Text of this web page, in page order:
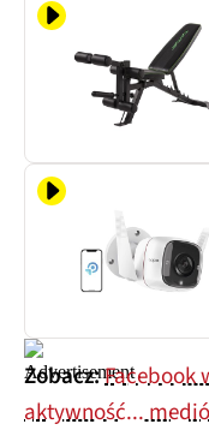
Zobacz:Facebook
aktywność...